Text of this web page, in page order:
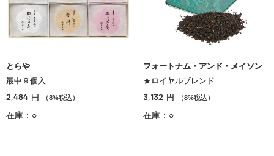
とらや
最中９個入
2,484 円 （8%税込）
在庫：○
フォートナム・アンド・メイソン
★ロイヤルブレンド
3,132 円 （8%税込）
在庫：○